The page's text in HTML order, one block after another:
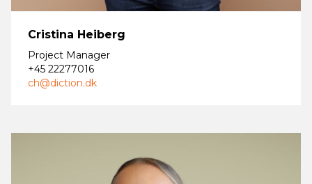
Cristina Heiberg
Project Manager
+45 22277016
ch@diction.dk